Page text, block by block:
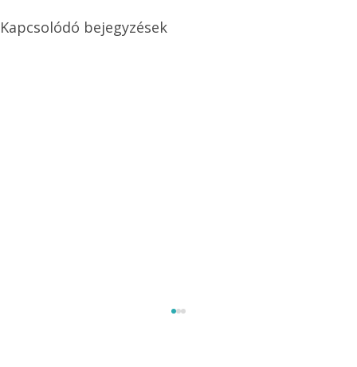
Kapcsolódó bejegyzések